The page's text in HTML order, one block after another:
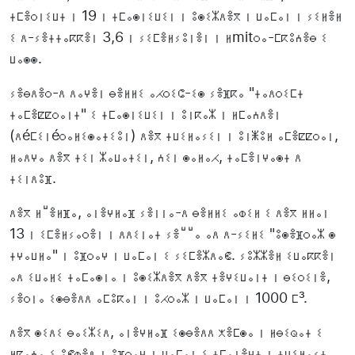
ⵜⵎⴻⵔⵏⵉⵡⵜ ⵏ 19 ⵏ ⵜⵎⴰⵙⵏⵉⵡⵉⵏ ⵏ ⵓⵙⵉⵣⴷⴻⴳ ⵏ ⵡⴰⵎⴰⵏ ⵏ ⵢⵉⵍⴻⵍ
ⵉ ⴷ-ⵢⴻⵜⵜⴰⴽⴽⴻⵏ 3,6 ⵏ ⵢⵉⵎⴻⵍⵢⵓⵏⴻⵏ ⵏ ⵍmitⵔⴰ-ⵎⴽⵓⵄⴻⴱ ⵉ
ⵡⴰⵙⵙ.
ⵢⴻⴱⴷⴻⵔ-ⴷ ⴷⴰⵖⴻⵏ ⴱⴻⵍⵍⵉ ⴰⵃⵔⵉⵛ-ⵉⵙ ⵢⴻⴼⴽⴰ "ⵜⴰⴷⵔⵉⵎⵜ
ⵜⴰⵎⴻⵇⵇⵔⴰⵏⵜ" ⵉ ⵜⵎⴰⵙⵏⵉⵡⵉⵏ ⵏ ⵓⵏⴽⴰⵣ ⵏ ⵍⵎⴰⵄⴷⴻⵏ
(ⴷéⵎⵉⵏéⵔⴰⵍⵉⵙⴰⵜⵉⵓⵏ) ⴷⴻⴳ ⵜⵡⵉⵍⴰⵢⵉⵏ ⵏ ⵓⵏⵥⵓⵍ ⴰⵎⴻⵇⵇⵔⴰⵏ,
ⵍⴰⴷⵖⴰ ⴷⴻⴳ ⵜⵉⵏ ⵣⴰⵡⴰⵜⵉⵏ, ⵄⵉⵏ ⵙⴰⵍⴰⵃ, ⵜⴰⵎⴻⵏⵖⴰⵙⵜ ⴷ
ⵜⵉⵏⴷⵓⴼ.
ⴷⴻⴳ ⵍⵯⴻⵍⴼⴰ, ⴰⵏⴻⵖⵍⴰⴼ ⵢⴻⵏⵏⴰ-ⴷ ⴱⴻⵍⵍⵉ ⴰⵀⵉⵍ ⵉ ⴷⴻⴳ ⵍⵍⴰⵏ
13 ⵏ ⵉⵎⴻⵍⵢⴰⵔⴻⵏ ⵏ ⴷⴷⵉⵏⴰⵜ ⵢⴻⵯⵯⴰ ⴰⴷ ⴷ-ⵢⵉⵍⵉ "ⵓⵙⴻⴼⵔⴰⵣ ⵙ
ⵜⵖⴰⵡⵍⴰ" ⵏ ⵓⴼⵔⴰⵖ ⵏ ⵡⴰⵎⴰⵏ ⵉ ⵢⵉⵎⴻⵣⴷⴰⵞ. ⵢⵓⵣⵣⴻⵍ ⵉⵡⴰⴽⴽⴻⵏ
ⴰⴷ ⵉⵡⴰⵍⵉ ⵜⴰⵎⴰⵙⵏⴰ ⵏ ⵓⵙⵉⵣⴷⴻⴳ ⴷⴻⴳ ⵜⴻⵖⵉⵡⴰⵏⵜ ⵏ ⴱⵉⵔⵉⵏⴻ,
ⵢⴻⵔⵏⴰ ⵉⵙⴱⴻⴷⴷ ⴰⵎⵓⴽⴰⵏ ⵏ ⵓⵃⵔⴰⵣ ⵏ ⵡⴰⵎⴰⵏ ⵏ 1000 ⵎ³.
ⴷⴻⴳ ⵙⵉⴷⵉ ⴱⴰⵉⵣⵉⴷ, ⴰⵏⴻⵖⵍⴰⴼ ⵉⵙⴱⴻⴷⴷ ⵅⴻⵎⵙⴰ ⵏ ⵍⴱⵉⵕⴰⵜ ⵉ